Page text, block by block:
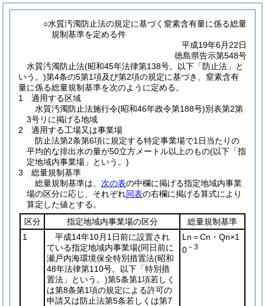
○水質汚濁防止法の規定に基づく窒素含有量に係る総量
規制基準を定める件
平成19年6月22日
徳島県告示第548号
水質汚濁防止法(昭和45年法律第138号。以下「防止法」と
いう。)第4条の5第1項及び第2項の規定に基づき、窒素含有
量に係る総量規制基準を次のように定める。
1 適用する区域
水質汚濁防止法施行令(昭和46年政令第188号)別表第2第
3号リに掲げる地域
2 適用する工場又は事業場
防止法第2条第6項に規定する特定事業場で1日当たりの
平均的な排出水の量が50立方メートル以上のもの(以下「指
定地域内事業場」という。)
3 総量規制基準
総量規制基準は、 次の表の中欄に掲げる指定地域内事業
場の区分に応じ、それぞれ同表の右欄に掲げる算式により
算定した値とする。
区分
指定地域内事業場の区分
総量規制基準
1
平成14年10月1日前に設置され
ている指定地域内事業場(同日前に
瀬戸内海環境保全特別措置法(昭和
48年法律第110号。以下「特別措
置法」という。)第5条第1項若しく
は第8条第1項の規定による許可の
申請又は防止法第5条若しくは第7
Ln＝Cn・Qn×1
0 －3